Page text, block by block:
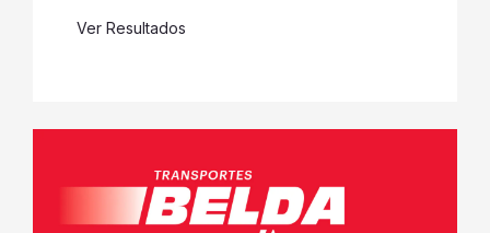
Ver Resultados